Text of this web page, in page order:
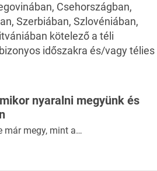
Csehországban,
Szerbiában, Szlovéniában,
kötelező a téli
időszakra és/vagy télies
nyaralni megyünk és
már megy, mint a…